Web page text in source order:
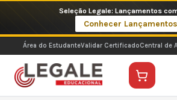
o
conteúdo
Imperdíveis no Pix: Pós Selecionadas a 199
Ver ofertas
Área do EstudanteValidar CertificadoCentral de